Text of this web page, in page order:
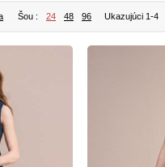
Šou : 24 48 96 Ukazujúci 1-4